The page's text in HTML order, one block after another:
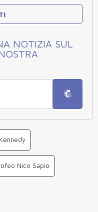
NOTIZIA SUL
Nico Sapio